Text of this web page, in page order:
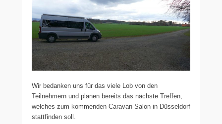
Wir bedanken uns für das viele Lob von den
Teilnehmern und planen bereits das nächste Treffen,
welches zum kommenden Caravan Salon in Düsseldorf
stattfinden soll.